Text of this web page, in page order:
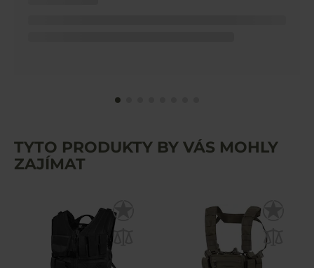
TYTO PRODUKTY BY VÁS MOHLY
ZAJÍMAT